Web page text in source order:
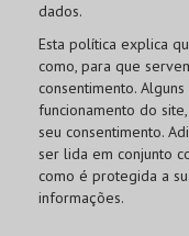
dados.
Esta política explica
como, para que
consentimento.
funcionamento do
seu consentimento.
ser lida em conjunto
como é protegida a
informações.